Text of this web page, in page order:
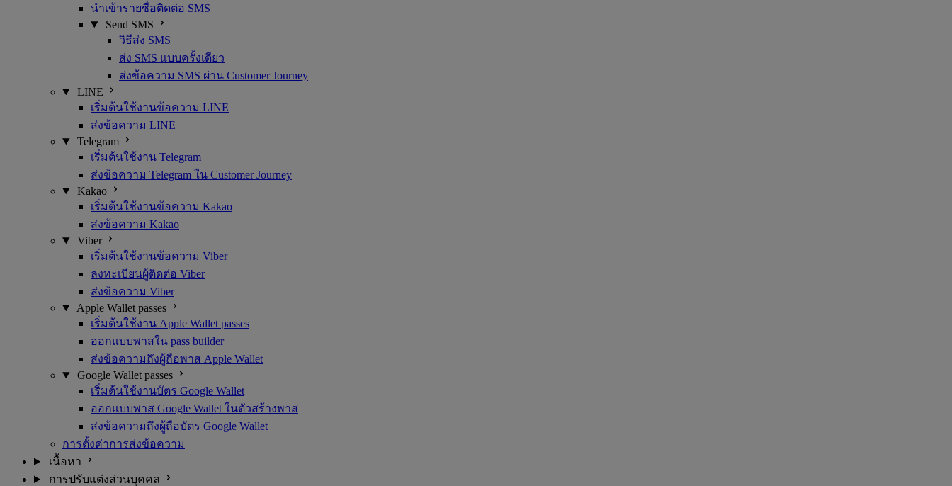
นำเข้ารายชื่อติดต่อ SMS
Send SMS
วิธีส่ง SMS
ส่ง SMS แบบครั้งเดียว
ส่งข้อความ SMS ผ่าน Customer Journey
LINE
เริ่มต้นใช้งานข้อความ LINE
ส่งข้อความ LINE
Telegram
เริ่มต้นใช้งาน Telegram
ส่งข้อความ Telegram ใน Customer Journey
Kakao
เริ่มต้นใช้งานข้อความ Kakao
ส่งข้อความ Kakao
Viber
เริ่มต้นใช้งานข้อความ Viber
ลงทะเบียนผู้ติดต่อ Viber
ส่งข้อความ Viber
Apple Wallet passes
เริ่มต้นใช้งาน Apple Wallet passes
ออกแบบพาสใน pass builder
ส่งข้อความถึงผู้ถือพาส Apple Wallet
Google Wallet passes
เริ่มต้นใช้งานบัตร Google Wallet
ออกแบบพาส Google Wallet ในตัวสร้างพาส
ส่งข้อความถึงผู้ถือบัตร Google Wallet
การตั้งค่าการส่งข้อความ
เนื้อหา
การปรับแต่งส่วนบุคคล